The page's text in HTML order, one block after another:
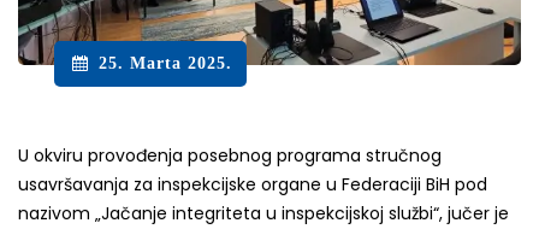
25. Marta 2025.
U okviru provođenja posebnog programa stručnog
usavršavanja za inspekcijske organe u Federaciji BiH pod
nazivom „Jačanje integriteta u inspekcijskoj službi“, jučer je